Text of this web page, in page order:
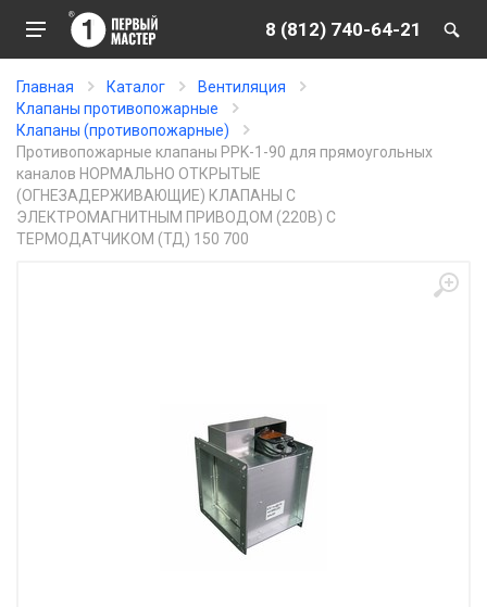
8 (812) 740-64-21
Главная Каталог
Вентиляция
Клапаны противопожарные
Клапаны (противопожарные)
Противопожарные клапаны PPK-1-90 для прямоугольных
каналов НОРМАЛЬНО ОТКРЫТЫЕ
(ОГНЕЗАДЕРЖИВАЮЩИЕ) КЛАПАНЫ С
ЭЛЕКТРОМАГНИТНЫМ ПРИВОДОМ (220В) С
ТЕРМОДАТЧИКОМ (ТД) 150 700